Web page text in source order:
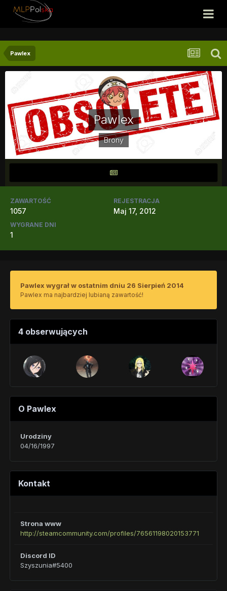
Pawlex
Pawlex
Brony
ZAWARTOŚĆ
1057
REJESTRACJA
Maj 17, 2012
WYGRANE DNI
1
Pawlex wygrał w ostatnim dniu 26 Sierpień 2014
Pawlex ma najbardziej lubianą zawartość!
4 obserwujących
O Pawlex
Urodziny
04/16/1997
Kontakt
Strona www
http://steamcommunity.com/profiles/76561198020153771
Discord ID
Szyszunia#5400